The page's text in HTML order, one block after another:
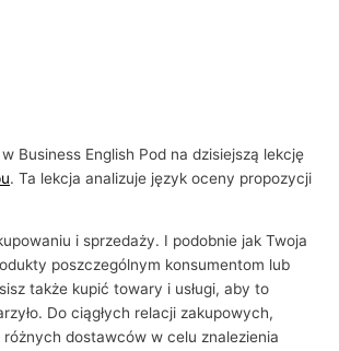
Business English Pod na dzisiejszą lekcję
. Ta lekcja analizuje język oceny propozycji
i sprzedaży. I podobnie jak Twoja
poszczególnym konsumentom lub
także kupić towary i usługi, aby to
Do ciągłych relacji zakupowych,
dostawców w celu znalezienia